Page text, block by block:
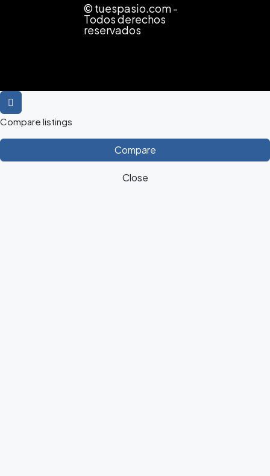
© tuespasio.com -
Todos derechos
reservados
Compare listings
Compare
Close